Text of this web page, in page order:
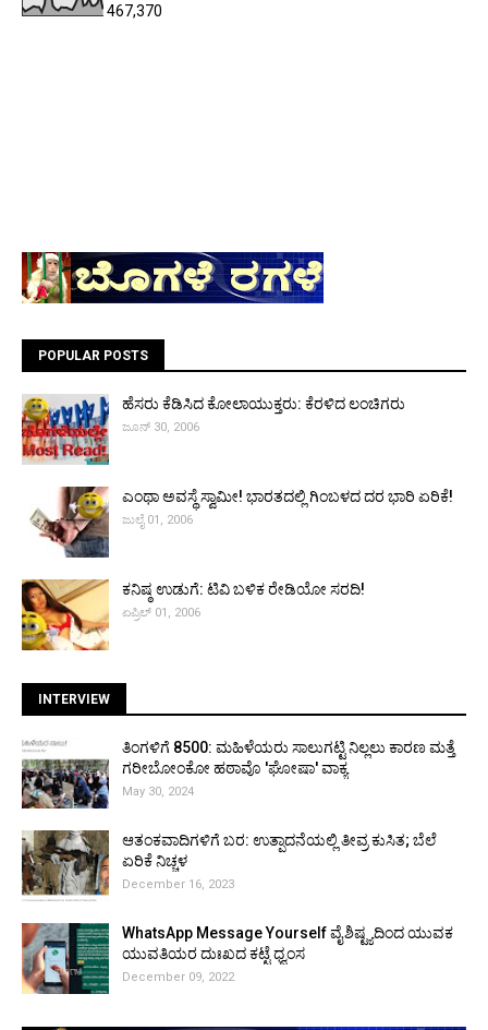
467,370
POPULAR POSTS
ಹೆಸರು ಕೆಡಿಸಿದ ಕೋಲಾಯುಕ್ತರು: ಕೆರಳಿದ ಲಂಚಿಗರು
ಜೂನ್ 30, 2006
ಎಂಥಾ ಅವಸ್ಥೆ ಸ್ವಾಮೀ! ಭಾರತದಲ್ಲಿ ಗಿಂಬಳದ ದರ ಭಾರಿ ಏರಿಕೆ!
ಜುಲೈ 01, 2006
ಕನಿಷ್ಠ ಉಡುಗೆ: ಟಿವಿ ಬಳಿಕ ರೇಡಿಯೋ ಸರದಿ!
ಏಪ್ರಿಲ್ 01, 2006
INTERVIEW
ತಿಂಗಳಿಗೆ ₹8500: ಮಹಿಳೆಯರು ಸಾಲುಗಟ್ಟಿ ನಿಲ್ಲಲು ಕಾರಣ ಮತ್ತೆ
ಗರೀಬೋಂಕೋ ಹಠಾವೊ 'ಘೋಷಾ' ವಾಕ್ಯ
May 30, 2024
ಆತಂಕವಾದಿಗಳಿಗೆ ಬರ: ಉತ್ಪಾದನೆಯಲ್ಲಿ ತೀವ್ರ ಕುಸಿತ; ಬೆಲೆ
ಏರಿಕೆ ನಿಚ್ಚಳ
December 16, 2023
WhatsApp Message Yourself ವೈಶಿಷ್ಟ್ಯದಿಂದ ಯುವಕ
ಯುವತಿಯರ ದುಃಖದ ಕಟ್ಟೆ ಧ್ವಂಸ
December 09, 2022